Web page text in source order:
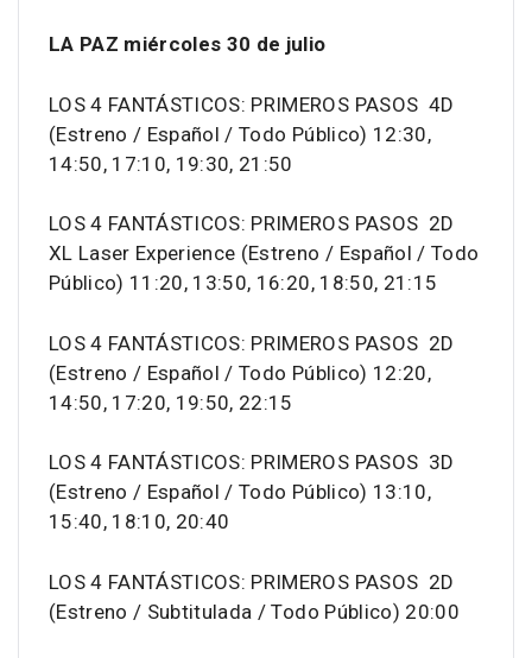
LA PAZ miércoles 30 de julio
LOS 4 FANTÁSTICOS: PRIMEROS PASOS 4D
(Estreno / Español / Todo Público) 12:30,
14:50, 17:10, 19:30, 21:50
LOS 4 FANTÁSTICOS: PRIMEROS PASOS 2D
XL Laser Experience (Estreno / Español / Todo
Público) 11:20, 13:50, 16:20, 18:50, 21:15
LOS 4 FANTÁSTICOS: PRIMEROS PASOS 2D
(Estreno / Español / Todo Público) 12:20,
14:50, 17:20, 19:50, 22:15
LOS 4 FANTÁSTICOS: PRIMEROS PASOS 3D
(Estreno / Español / Todo Público) 13:10,
15:40, 18:10, 20:40
LOS 4 FANTÁSTICOS: PRIMEROS PASOS 2D
(Estreno / Subtitulada / Todo Público) 20:00